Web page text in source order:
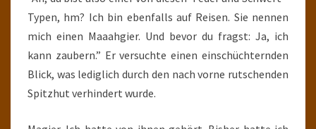
Typen, hm? Ich bin ebenfalls auf Reisen. Sie nennen
mich einen Maaahgier. Und bevor du fragst: Ja, ich
kann zaubern.” Er versuchte einen einschüchternden
Blick, was lediglich durch den nach vorne rutschenden
Spitzhut verhindert wurde.